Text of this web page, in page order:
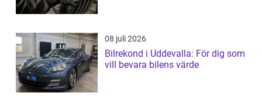
08 juli 2026
Bilrekond i Uddevalla: För dig som
vill bevara bilens värde